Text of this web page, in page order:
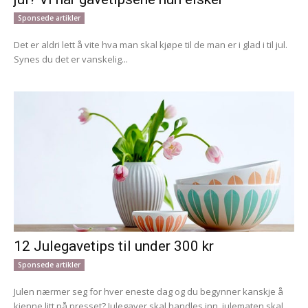
Sponsede artikler
Det er aldri lett å vite hva man skal kjøpe til de man er i glad i til jul.
Synes du det er vanskelig...
12 Julegavetips til under 300 kr
Sponsede artikler
Julen nærmer seg for hver eneste dag og du begynner kanskje å